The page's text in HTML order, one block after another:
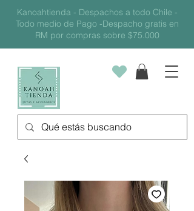
Kanoahtienda - Despachos a todo Chile -
Todo medio de Pago -Despacho gratis en
RM por compras sobre $75.000